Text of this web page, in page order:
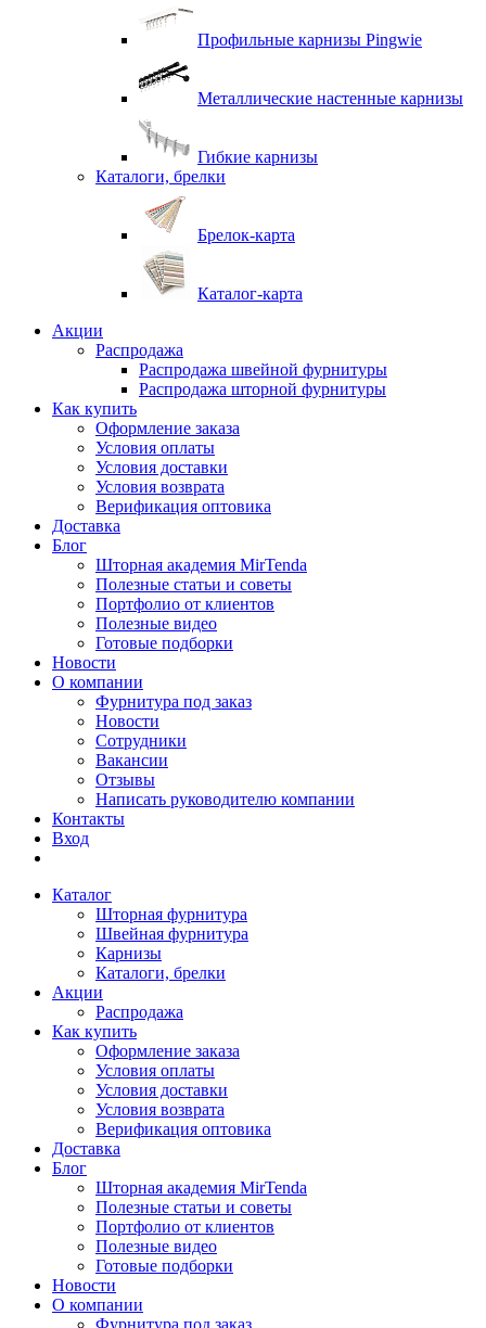
Профильные карнизы Pingwie
Металлические настенные карнизы
Гибкие карнизы
Каталоги, брелки
Брелок-карта
Каталог-карта
Акции
Распродажа
Распродажа швейной фурнитуры
Распродажа шторной фурнитуры
Как купить
Оформление заказа
Условия оплаты
Условия доставки
Условия возврата
Верификация оптовика
Доставка
Блог
Шторная академия MirTenda
Полезные статьи и советы
Портфолио от клиентов
Полезные видео
Готовые подборки
Новости
О компании
Фурнитура под заказ
Новости
Сотрудники
Вакансии
Отзывы
Написать руководителю компании
Контакты
Вход
Каталог
Шторная фурнитура
Швейная фурнитура
Карнизы
Каталоги, брелки
Акции
Распродажа
Как купить
Оформление заказа
Условия оплаты
Условия доставки
Условия возврата
Верификация оптовика
Доставка
Блог
Шторная академия MirTenda
Полезные статьи и советы
Портфолио от клиентов
Полезные видео
Готовые подборки
Новости
О компании
Фурнитура под заказ